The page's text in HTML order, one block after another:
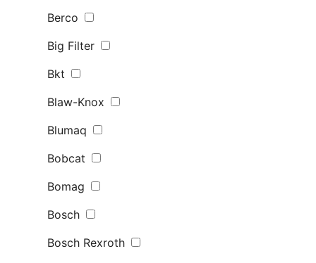
Berco
Big Filter
Bkt
Blaw-Knox
Blumaq
Bobcat
Bomag
Bosch
Bosch Rexroth